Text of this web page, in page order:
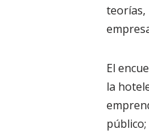
teorías,
El
la